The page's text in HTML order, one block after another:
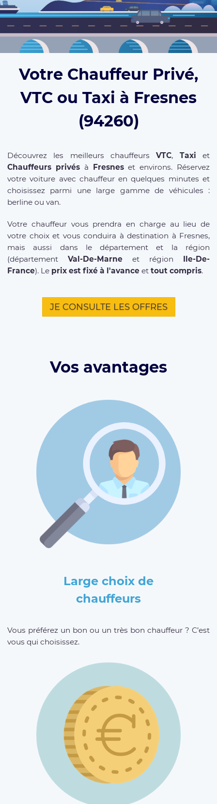
Votre Chauffeur Privé,
VTC ou Taxi à Fresnes
(94260)
Découvrez les meilleurs chauffeursVTC, Taxi et
Chauffeurs privésà Fresneset environs. Réservez
votre voiture avec chauffeur en quelques minutes et
choisissez parmi une large gamme de véhicules :
berline ou van.
Votre chauffeur vous prendra en charge au lieu de
votre choix et vous conduira à destination à Fresnes,
mais aussi dans le département et la région
(département Val-De-Marne et région
Ile-De-
France). Le prix est fixé à l'avance et tout compris.
JE CONSULTE LES OFFRES
Vos avantages
Large choix de
chauffeurs
Vous préférez un bon ou un très bon chauffeur ? C’est
vous qui choisissez.